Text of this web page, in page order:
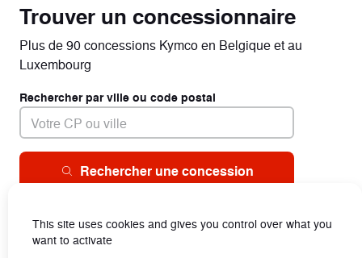
Trouver un concessionnaire
Plus de 90 concessions Kymco en Belgique et au
Luxembourg
Rechercher par ville ou code postal
Rechercher une concession
This site uses cookies and gives you control over what you
want to activate